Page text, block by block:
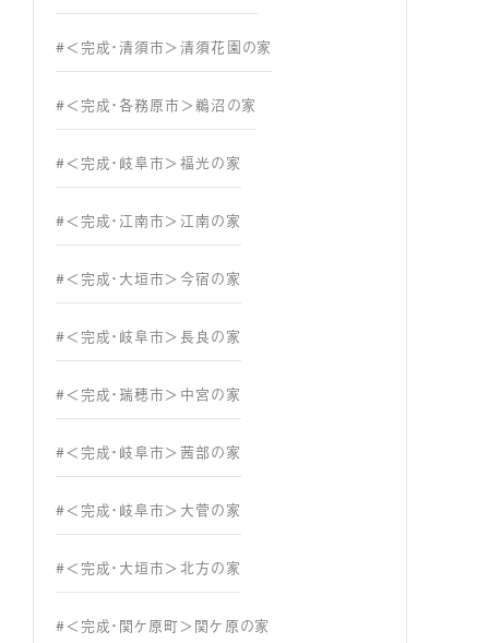
#＜完成・清須市＞清須花園の家
#＜完成・各務原市＞鵜沼の家
#＜完成・岐阜市＞福光の家
#＜完成・江南市＞江南の家
#＜完成・大垣市＞今宿の家
#＜完成・岐阜市＞長良の家
#＜完成・瑞穂市＞中宮の家
#＜完成・岐阜市＞茜部の家
#＜完成・岐阜市＞大菅の家
#＜完成・大垣市＞北方の家
#＜完成・関ケ原町＞関ケ原の家